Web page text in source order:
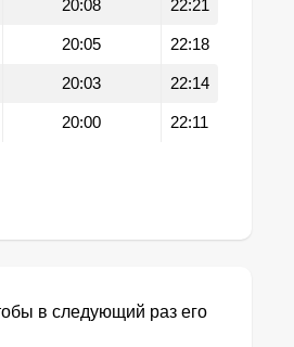
20:08 22:21
20:05 22:18
20:03 22:14
20:00 22:11
в следующий раз его